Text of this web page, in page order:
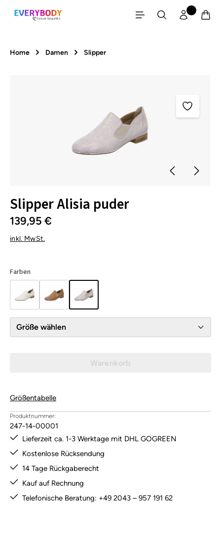
Zum Hauptinhalt springen
Home Damen Slipper
Slipper Alisia puder
139,95 €
inkl. MwSt.
Farben
Größe wählen
Warenkorb
Größentabelle
Produktnummer:
247-14-00001
Lieferzeit ca. 1-3 Werktage mit DHL GOGREEN
Kostenlose Rücksendung
14 Tage Rückgaberecht
Kauf auf Rechnung
Telefonische Beratung: +49 2043 – 957 191 62